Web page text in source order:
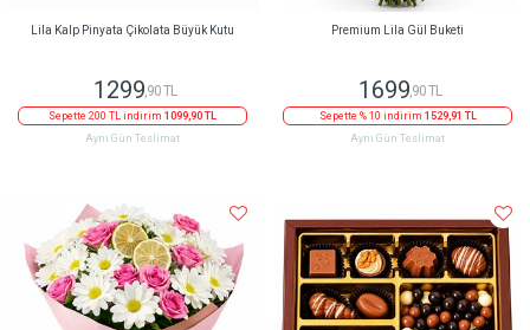
Lila Kalp Pinyata Çikolata Büyük Kutu
1299,90 TL
Sepette 200 TL indirim 1099,90 TL
Aynı Gün Teslimat
Premium Lila Gül Buketi
1699,90 TL
Sepette % 10 indirim 1529,91 TL
Aynı Gün Teslimat